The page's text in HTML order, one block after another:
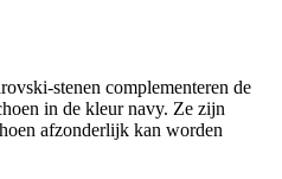
stenen complementeren de
in de kleur navy. Ze zijn
afzonderlijk kan worden